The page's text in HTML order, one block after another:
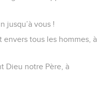
jusqu’à vous !
tous les hommes, à
Dieu notre Père, à